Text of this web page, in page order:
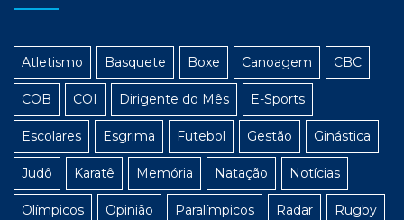
Atletismo Basquete Boxe Canoagem CBC
COB COI Dirigente do Mês E-Sports
Escolares Esgrima Futebol Gestão Ginástica
Judô Karatê Memória Natação Notícias
Olímpicos Opinião Paralímpicos Radar Rugby